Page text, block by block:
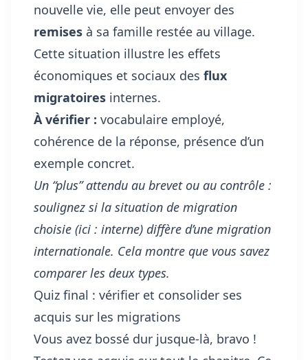
nouvelle vie, elle peut envoyer des
remises à sa famille restée au village.
Cette situation illustre les effets
économiques et sociaux des flux
migratoires internes.
À vérifier : vocabulaire employé,
cohérence de la réponse, présence d’un
exemple concret.
Un “plus” attendu au brevet ou au contrôle :
soulignez si la situation de migration
choisie (ici : interne) diffère d’une migration
internationale. Cela montre que vous savez
comparer les deux types.
Quiz final : vérifier et consolider ses
acquis sur les migrations
Vous avez bossé dur jusque-là, bravo !